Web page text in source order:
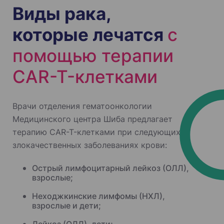
Виды рака,
которые лечатся с
помощью терапии
CAR-T-клетками
Врачи отделения гематоонкологии
Медицинского центра Шиба предлагает
терапию CAR-T-клетками при следующих
злокачественных заболеваниях крови:
Острый лимфоцитарный лейкоз (ОЛЛ),
взрослые;
Неходжкинские лимфомы (НХЛ),
взрослые и дети;